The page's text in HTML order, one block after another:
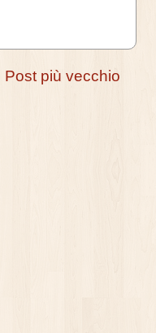
Post più vecchio